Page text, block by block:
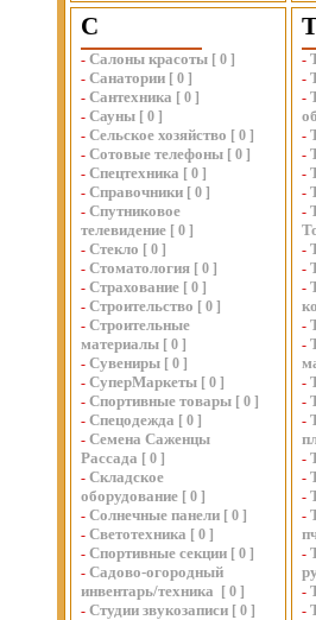
С
- Салоны красоты [ 0 ]
- Санатории [ 0 ]
- Сантехника [ 0 ]
- Сауны [ 0 ]
- Сельское хозяйство [ 0 ]
- Сотовые телефоны [ 0 ]
- Спецтехника [ 0 ]
- Справочники [ 0 ]
- Спутниковое
телевидение [ 0 ]
- Стекло [ 0 ]
- Стоматология [ 0 ]
- Страхование [ 0 ]
- Строительство [ 0 ]
- Строительные
материалы [ 0 ]
- Сувениры [ 0 ]
- СуперМаркеты [ 0 ]
- Спортивные товары [ 0 ]
- Спецодежда [ 0 ]
- Семена Саженцы
Рассада [ 0 ]
- Складское
оборудование [ 0 ]
- Солнечные панели [ 0 ]
- Светотехника [ 0 ]
- Спортивные секции [ 0 ]
- Садово-огородный
инвентарь/техника
[ 0 ]
- Студии звукозаписи [ 0 ]
-
-
-
-
-
-
-
-
-
-
-
-
-
-
-
-
-
-
-
-
-
-
-